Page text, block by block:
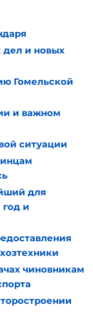
дел и новых
Гомельской
и важном
ситуации
для
год и
чиновникам